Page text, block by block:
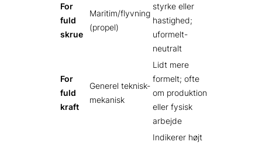
For
fuld
skrue
Maritim/flyvning
(propel)
styrke eller
hastighed;
uformelt-
neutralt
For
fuld
kraft
Generel teknisk-
mekanisk
Lidt mere
formelt; ofte
om produktion
eller fysisk
arbejde
Indikerer højt